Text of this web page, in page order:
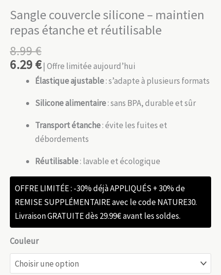
Sangle couvercle silicone – maintien
repas étanche et réutilisable
8.99€
6.29€| Offre limitée aujourd’hui
Élastique ajustable: s’adapte à plusieurs formats
Silicone alimentaire: sans BPA, durable et sûr
Transport étanche: évite les fuites et
débordements
Réutilisable: lavable et écologique
OFFRE LIMITÉE : -30% déjà APPLIQUÉS + 30% de
REMISE SUPPLÉMENTAIRE avec le code NATURE30.
Livraison GRATUITE dès 29.99€ avant les soldes.
Couleur